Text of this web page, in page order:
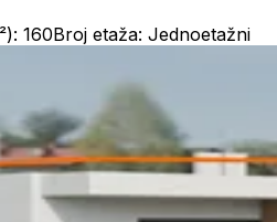
160Broj etaža: Jednoetažni